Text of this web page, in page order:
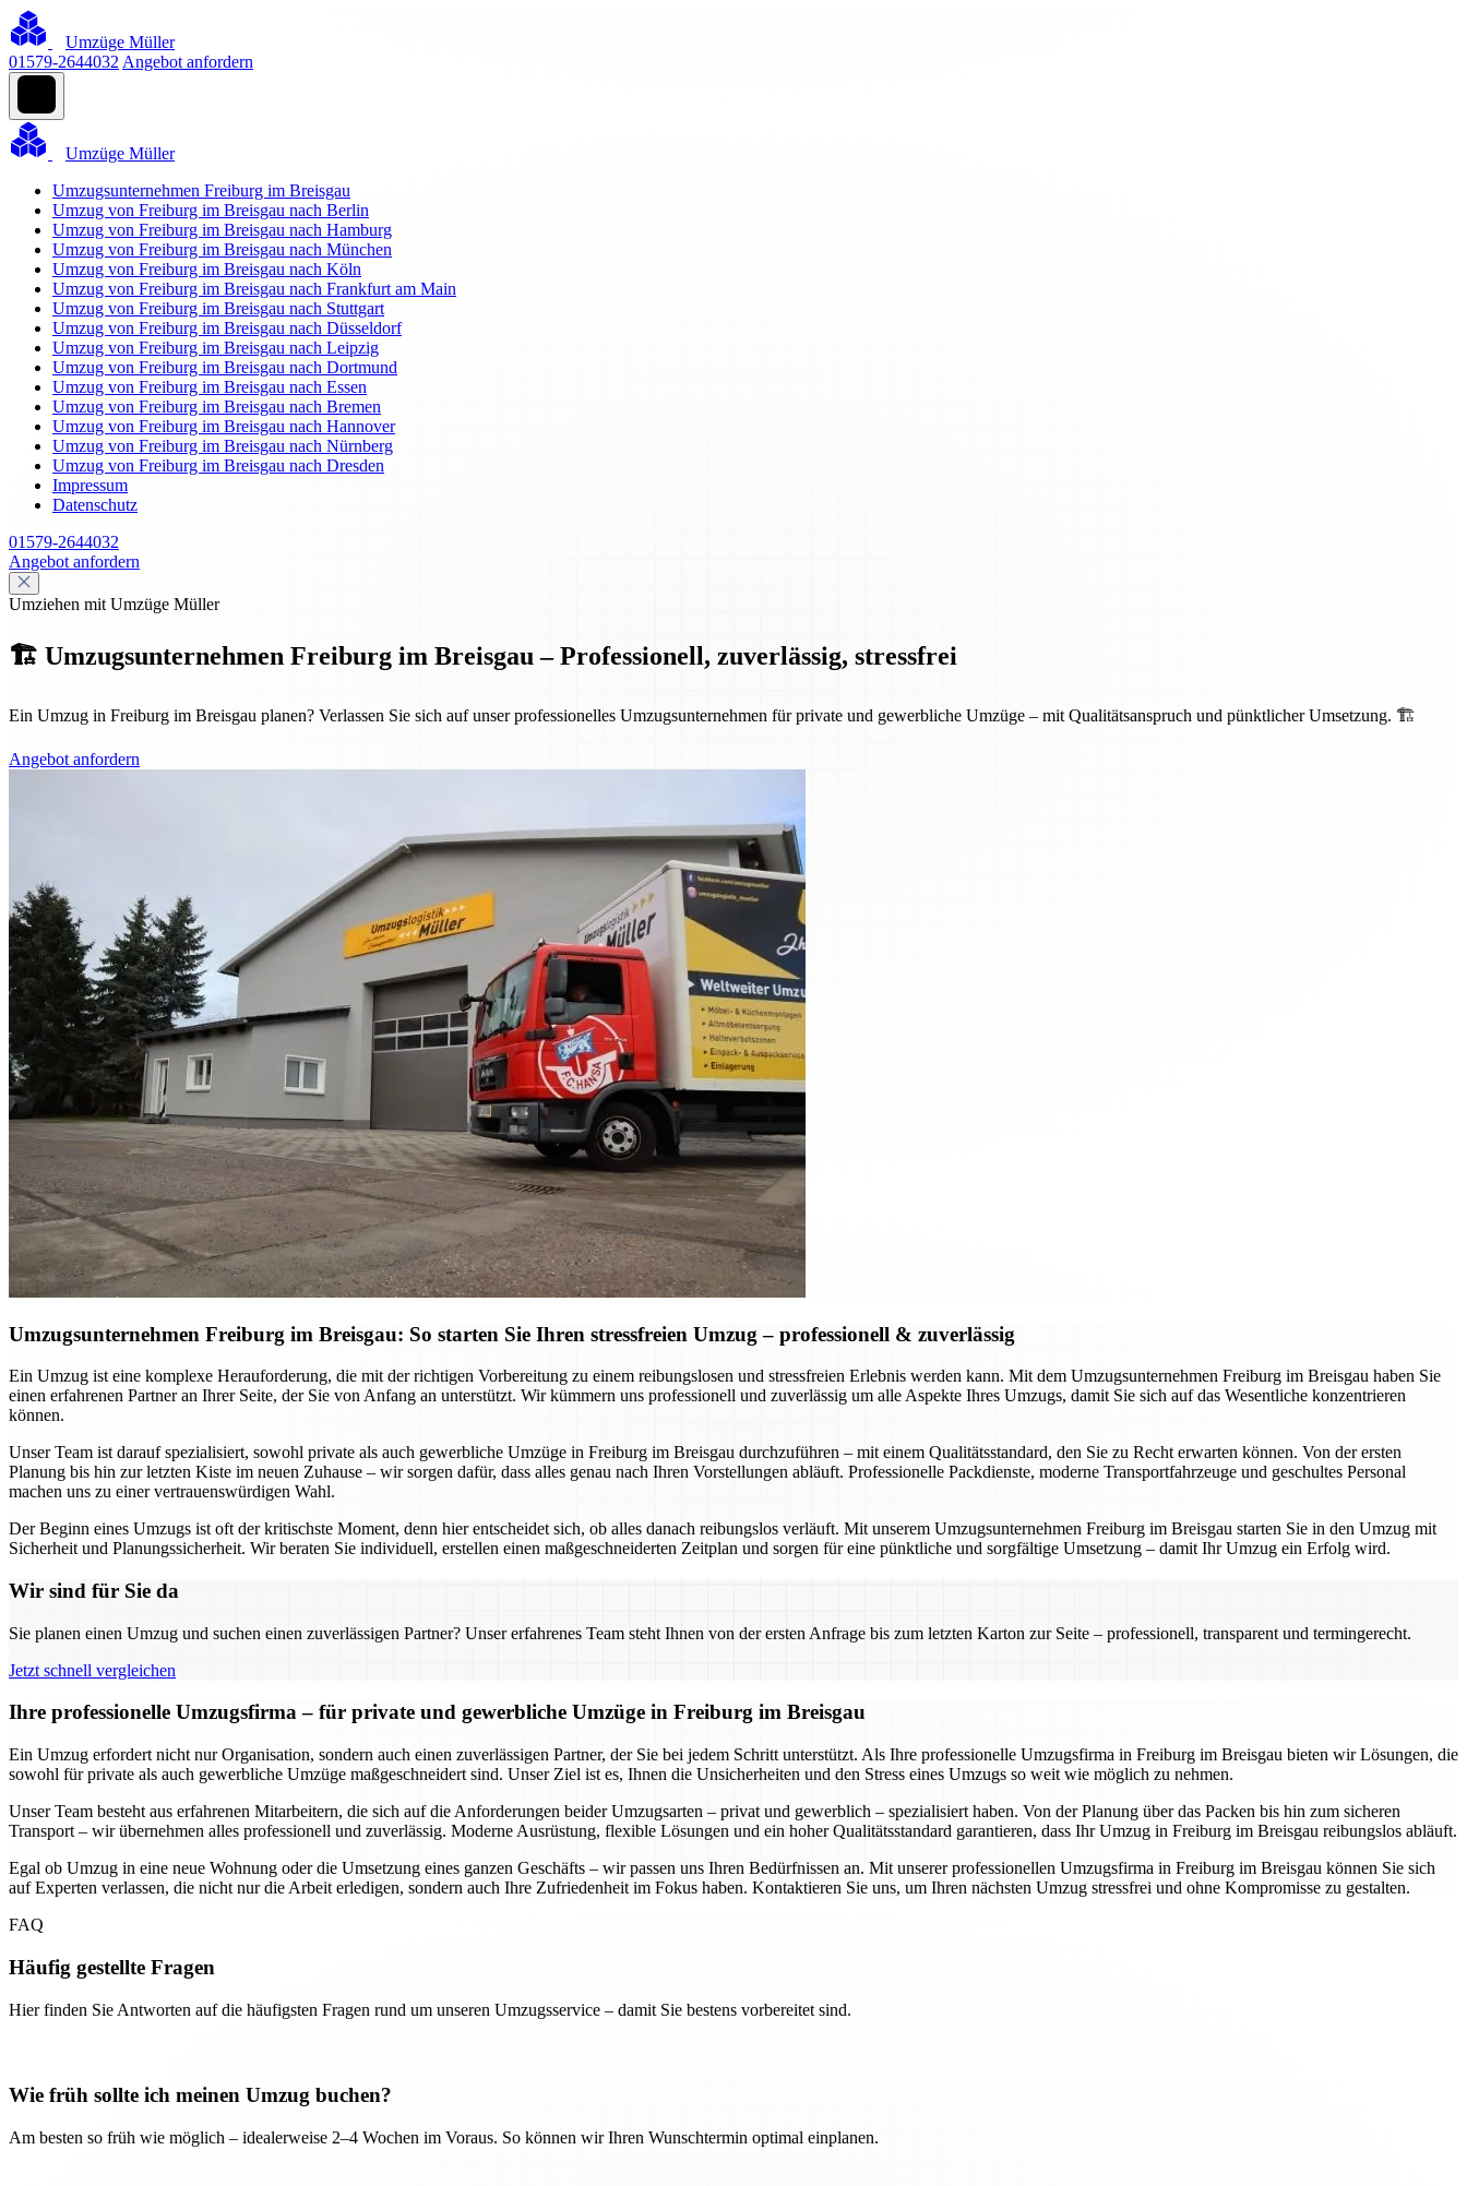
Umzüge Müller
01579-2644032 Angebot anfordern
Umzüge Müller
Umzugsunternehmen Freiburg im Breisgau
Umzug von Freiburg im Breisgau nach Berlin
Umzug von Freiburg im Breisgau nach Hamburg
Umzug von Freiburg im Breisgau nach München
Umzug von Freiburg im Breisgau nach Köln
Umzug von Freiburg im Breisgau nach Frankfurt am Main
Umzug von Freiburg im Breisgau nach Stuttgart
Umzug von Freiburg im Breisgau nach Düsseldorf
Umzug von Freiburg im Breisgau nach Leipzig
Umzug von Freiburg im Breisgau nach Dortmund
Umzug von Freiburg im Breisgau nach Essen
Umzug von Freiburg im Breisgau nach Bremen
Umzug von Freiburg im Breisgau nach Hannover
Umzug von Freiburg im Breisgau nach Nürnberg
Umzug von Freiburg im Breisgau nach Dresden
Impressum
Datenschutz
01579-2644032
Angebot anfordern
Umziehen mit Umzüge Müller
🏗️ Umzugsunternehmen Freiburg im Breisgau – Professionell, zuverlässig, stressfrei
Ein Umzug in Freiburg im Breisgau planen? Verlassen Sie sich auf unser professionelles Umzugsunternehmen für private und gewerbliche Umzüge – mit Qualitätsanspruch und pünktlicher Umsetzung. 🏗️
Angebot anfordern
Umzugsunternehmen Freiburg im Breisgau: So starten Sie Ihren stressfreien Umzug – professionell & zuverlässig
Ein Umzug ist eine komplexe Herauforderung, die mit der richtigen Vorbereitung zu einem reibungslosen und stressfreien Erlebnis werden kann. Mit dem Umzugsunternehmen Freiburg im Breisgau haben Sie
einen erfahrenen Partner an Ihrer Seite, der Sie von Anfang an unterstützt. Wir kümmern uns professionell und zuverlässig um alle Aspekte Ihres Umzugs, damit Sie sich auf das Wesentliche konzentrieren
können.
Unser Team ist darauf spezialisiert, sowohl private als auch gewerbliche Umzüge in Freiburg im Breisgau durchzuführen – mit einem Qualitätsstandard, den Sie zu Recht erwarten können. Von der ersten
Planung bis hin zur letzten Kiste im neuen Zuhause – wir sorgen dafür, dass alles genau nach Ihren Vorstellungen abläuft. Professionelle Packdienste, moderne Transportfahrzeuge und geschultes Personal
machen uns zu einer vertrauenswürdigen Wahl.
Der Beginn eines Umzugs ist oft der kritischste Moment, denn hier entscheidet sich, ob alles danach reibungslos verläuft. Mit unserem Umzugsunternehmen Freiburg im Breisgau starten Sie in den Umzug mit
Sicherheit und Planungssicherheit. Wir beraten Sie individuell, erstellen einen maßgeschneiderten Zeitplan und sorgen für eine pünktliche und sorgfältige Umsetzung – damit Ihr Umzug ein Erfolg wird.
Wir sind für Sie da
Sie planen einen Umzug und suchen einen zuverlässigen Partner? Unser erfahrenes Team steht Ihnen von der ersten Anfrage bis zum letzten Karton zur Seite – professionell, transparent und termingerecht.
Jetzt schnell vergleichen
Ihre professionelle Umzugsfirma – für private und gewerbliche Umzüge in Freiburg im Breisgau
Ein Umzug erfordert nicht nur Organisation, sondern auch einen zuverlässigen Partner, der Sie bei jedem Schritt unterstützt. Als Ihre professionelle Umzugsfirma in Freiburg im Breisgau bieten wir Lösungen, die
sowohl für private als auch gewerbliche Umzüge maßgeschneidert sind. Unser Ziel ist es, Ihnen die Unsicherheiten und den Stress eines Umzugs so weit wie möglich zu nehmen.
Unser Team besteht aus erfahrenen Mitarbeitern, die sich auf die Anforderungen beider Umzugsarten – privat und gewerblich – spezialisiert haben. Von der Planung über das Packen bis hin zum sicheren
Transport – wir übernehmen alles professionell und zuverlässig. Moderne Ausrüstung, flexible Lösungen und ein hoher Qualitätsstandard garantieren, dass Ihr Umzug in Freiburg im Breisgau reibungslos abläuft.
Egal ob Umzug in eine neue Wohnung oder die Umsetzung eines ganzen Geschäfts – wir passen uns Ihren Bedürfnissen an. Mit unserer professionellen Umzugsfirma in Freiburg im Breisgau können Sie sich
auf Experten verlassen, die nicht nur die Arbeit erledigen, sondern auch Ihre Zufriedenheit im Fokus haben. Kontaktieren Sie uns, um Ihren nächsten Umzug stressfrei und ohne Kompromisse zu gestalten.
FAQ
Häufig gestellte Fragen
Hier finden Sie Antworten auf die häufigsten Fragen rund um unseren Umzugsservice – damit Sie bestens vorbereitet sind.
Wie früh sollte ich meinen Umzug buchen?
Am besten so früh wie möglich – idealerweise 2–4 Wochen im Voraus. So können wir Ihren Wunschtermin optimal einplanen.